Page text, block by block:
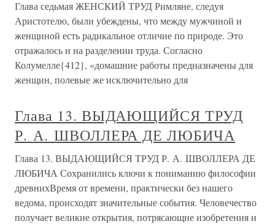
Глава седьмая ЖЕНСКИЙ ТРУД Римляне, следуя
Аристотелю, были убеждены, что между мужчиной и
женщиной есть радикальное отличие по природе. Это
отражалось и на разделении труда. Согласно
Колумелле{412}, «домашние работы предназначены для
женщин, полевые же исключительно для
Глава 13. ВЫДАЮЩИЙСЯ ТРУД
Р. А. ШВОЛЛЕРА ДЕ ЛЮБИЧА
Глава 13. ВЫДАЮЩИЙСЯ ТРУД Р. А. ШВОЛЛЕРА ДЕ
ЛЮБИЧА Сохранились ключи к пониманию философии
древнихВремя от времени, практически без нашего
ведома, происходят значительные события. Человечество
получает великие открытия, потрясающие изобретения и